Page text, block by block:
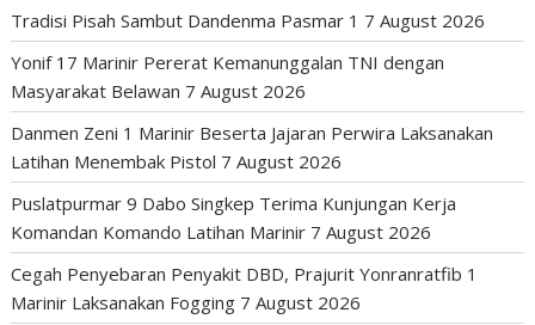
Tradisi Pisah Sambut Dandenma Pasmar 1 7 August 2026
Yonif 17 Marinir Pererat Kemanunggalan TNI dengan
Masyarakat Belawan 7 August 2026
Danmen Zeni 1 Marinir Beserta Jajaran Perwira Laksanakan
Latihan Menembak Pistol 7 August 2026
Puslatpurmar 9 Dabo Singkep Terima Kunjungan Kerja
Komandan Komando Latihan Marinir 7 August 2026
Cegah Penyebaran Penyakit DBD, Prajurit Yonranratfib 1
Marinir Laksanakan Fogging 7 August 2026